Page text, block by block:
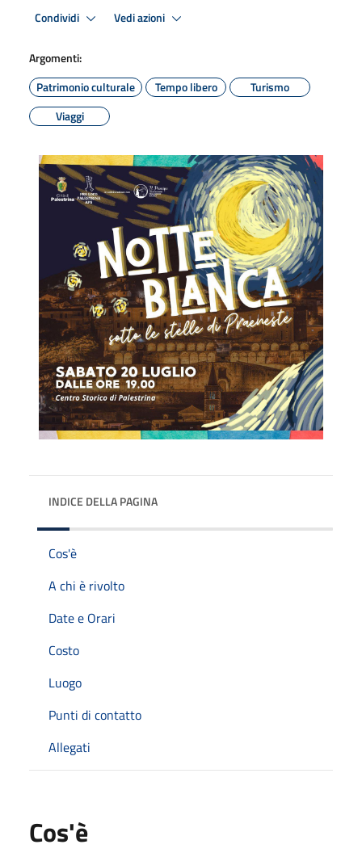
Condividi Vedi azioni
Argomenti:
Patrimonio culturale
Tempo libero
Turismo
Viaggi
INDICE DELLA PAGINA
Cos'è
A chi è rivolto
Date e Orari
Costo
Luogo
Punti di contatto
Allegati
Cos'è